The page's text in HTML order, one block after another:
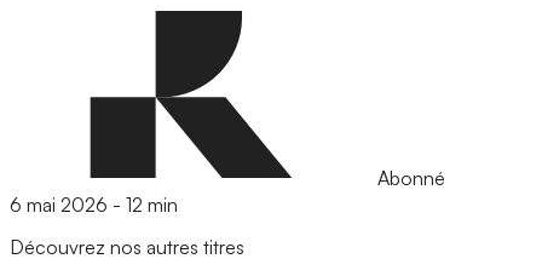
Abonné
6 mai 2026 - 12 min
Découvrez nos autres titres